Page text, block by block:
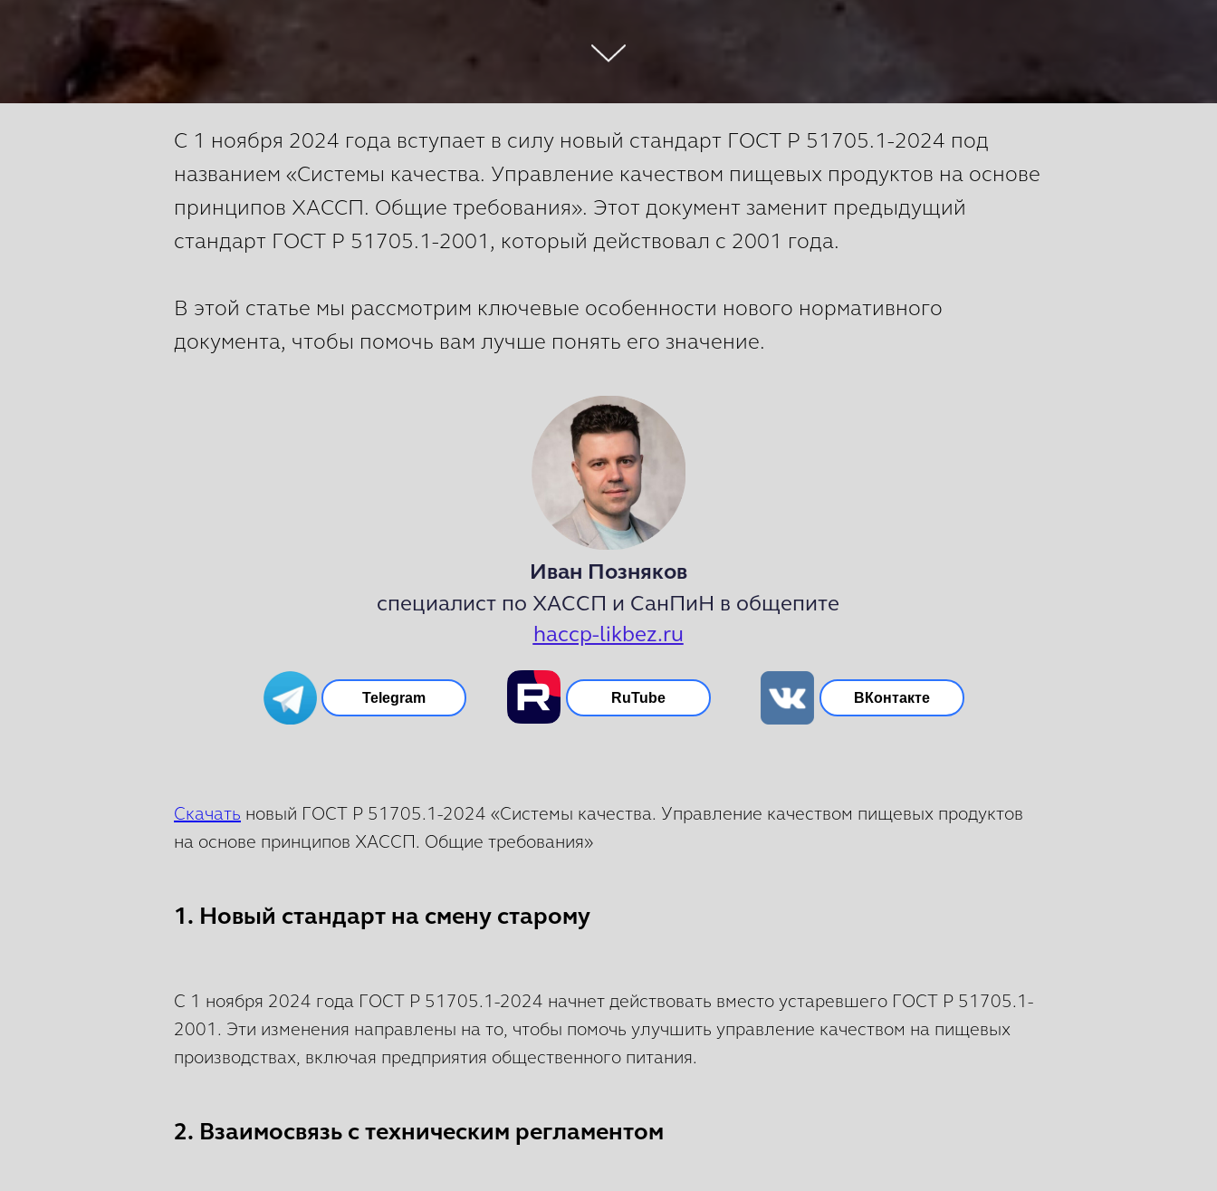
С 1 ноября 2024 года вступает в силу новый стандарт ГОСТ Р 51705.1-2024 под
названием «Системы качества. Управление качеством пищевых продуктов на основе
принципов ХАССП. Общие требования». Этот документ заменит предыдущий
стандарт ГОСТ Р 51705.1-2001, который действовал с 2001 года.
В этой статье мы рассмотрим ключевые особенности нового нормативного
документа, чтобы помочь вам лучше понять его значение.
специалист по ХАССП и СанПиН в общепите
haccp-likbez.ru
Иван Позняков
Telegram ВКонтакте
RuTube
Скачать новый ГОСТ Р 51705.1-2024 «Системы качества. Управление качеством пищевых продуктов
на основе принципов ХАССП. Общие требования»
1. Новый стандарт на смену старому
С 1 ноября 2024 года ГОСТ Р 51705.1-2024 начнет действовать вместо устаревшего ГОСТ Р 51705.1-
2001. Эти изменения направлены на то, чтобы помочь улучшить управление качеством на пищевых
производствах, включая предприятия общественного питания.
2. Взаимосвязь с техническим регламентом